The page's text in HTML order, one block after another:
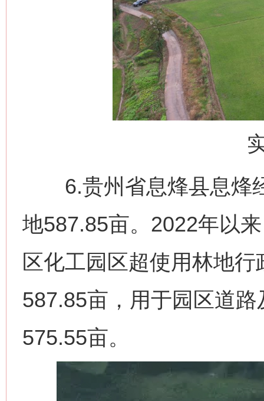
6.贵州省息烽县息烽
地587.85亩。2022年以
区化工园区超使用林地
587.85亩，用于园区道
575.55亩。